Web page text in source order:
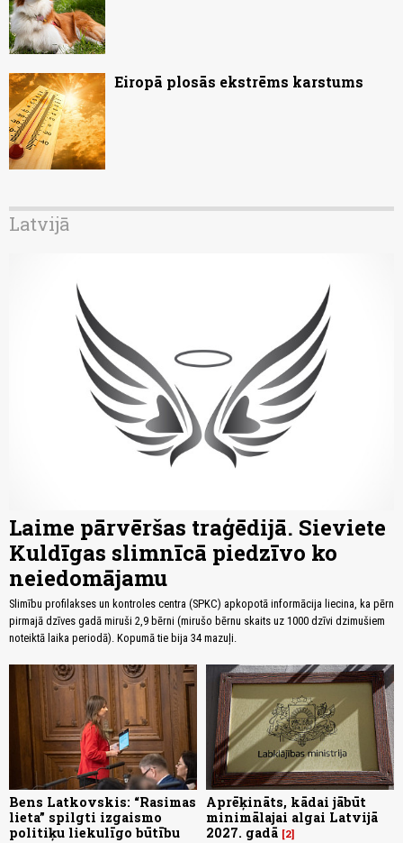
Eiropā plosās ekstrēms karstums
Latvijā
Laime pārvēršas traģēdijā. Sieviete
Kuldīgas slimnīcā piedzīvo ko
neiedomājamu
Slimību profilakses un kontroles centra (SPKC) apkopotā informācija liecina, ka pērn
pirmajā dzīves gadā miruši 2,9 bērni (mirušo bērnu skaits uz 1000 dzīvi dzimušiem
noteiktā laika periodā). Kopumā tie bija 34 mazuļi.
Bens Latkovskis: “Rasimas
lieta” spilgti izgaismo
politiķu liekulīgo būtību
Aprēķināts, kādai jābūt
minimālajai algai Latvijā
2027. gadā 2